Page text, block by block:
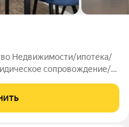
Недвижимости/ипотека/
сопровождение/
объекты/выгодная